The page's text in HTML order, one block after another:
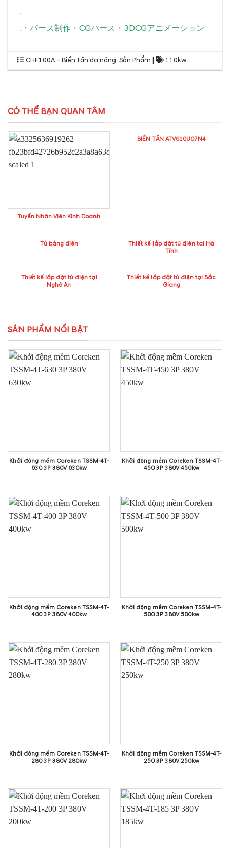
.
. ・ パース制作 ・ CGパース ・ 3DCGアニメーション
CHF100A - Biến tần đa năng,Sản Phẩm | 110kw.
CÓ THỂ BẠN QUAN TÂM
Tuyển Nhân Viên Kinh Doanh
BIẾN TẦN ATV610U07N4
Tủ bảng điện
Thiết kế lắp đặt tủ điện tại Hà
Tĩnh
Thiết kế lắp đặt tủ điện tại
Nghệ An
Thiết kế lắp đặt tủ điện tại Bắc
Giang
SẢN PHẨM NỔI BẬT
Khởi động mềm Coreken TSSM-4T-
630 3P 380V 630kw
Khởi động mềm Coreken TSSM-4T-
450 3P 380V 450kw
Khởi động mềm Coreken TSSM-4T-
400 3P 380V 400kw
Khởi động mềm Coreken TSSM-4T-
500 3P 380V 500kw
Khởi động mềm Coreken TSSM-4T-
280 3P 380V 280kw
Khởi động mềm Coreken TSSM-4T-
250 3P 380V 250kw